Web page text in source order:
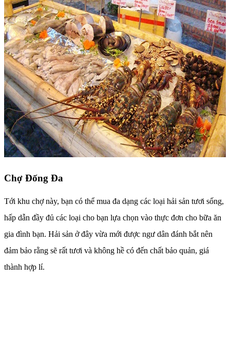
Chợ Đống Đa
Tới khu chợ này, bạn có thể mua đa dạng các loại hải sản tươi sống,
hấp dẫn đầy đủ các loại cho bạn lựa chọn vào thực đơn cho bữa ăn
gia đình bạn. Hải sản ở đây vừa mới được ngư dân đánh bắt nên
đảm bảo rằng sẽ rất tươi và không hề có đến chất bảo quản, giá
thành hợp lí.